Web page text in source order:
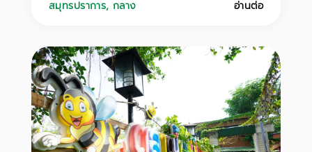
สมุทรปราการ,กลาง อ่านต่อ